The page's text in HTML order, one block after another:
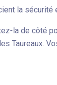
la sécurité
la de côté
Taureaux.